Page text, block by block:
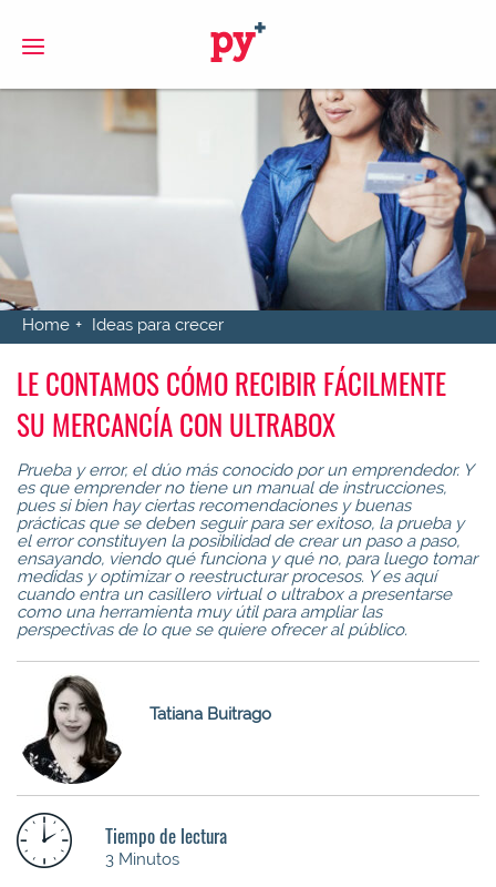
Home Ideas para crecer
LE CONTAMOS CÓMO RECIBIR FÁCILMENTE
SU MERCANCÍA CON ULTRABOX
Prueba y error, el dúo más conocido por un emprendedor. Y
es que emprender no tiene un manual de instrucciones,
pues si bien hay ciertas recomendaciones y buenas
prácticas que se deben seguir para ser exitoso, la prueba y
el error constituyen la posibilidad de crear un paso a paso,
ensayando, viendo qué funciona y qué no, para luego tomar
medidas y optimizar o reestructurar procesos. Y es aquí
cuando entra un casillero virtual o ultrabox a presentarse
como una herramienta muy útil para ampliar las
perspectivas de lo que se quiere ofrecer al público.
Tatiana Buitrago
Tiempo de lectura
3 Minutos